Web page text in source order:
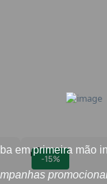
-15%